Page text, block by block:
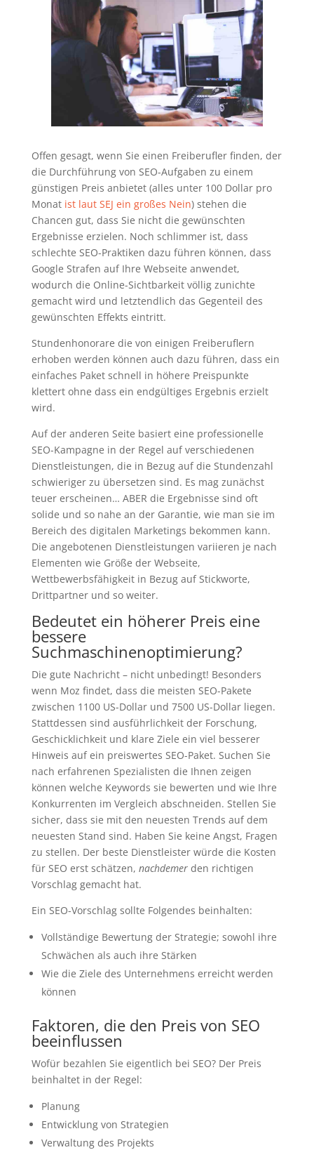
Offen gesagt, wenn Sie einen Freiberufler finden, der
die Durchführung von SEO-Aufgaben zu einem
günstigen Preis anbietet (alles unter 100 Dollar pro
Monat ist laut SEJ ein großes Nein) stehen die
Chancen gut, dass Sie nicht die gewünschten
Ergebnisse erzielen. Noch schlimmer ist, dass
schlechte SEO-Praktiken dazu führen können, dass
Google Strafen auf Ihre Webseite anwendet,
wodurch die Online-Sichtbarkeit völlig zunichte
gemacht wird und letztendlich das Gegenteil des
gewünschten Effekts eintritt.
Stundenhonorare die von einigen Freiberuflern
erhoben werden können auch dazu führen, dass ein
einfaches Paket schnell in höhere Preispunkte
klettert ohne dass ein endgültiges Ergebnis erzielt
wird.
Auf der anderen Seite basiert eine professionelle
SEO-Kampagne in der Regel auf verschiedenen
Dienstleistungen, die in Bezug auf die Stundenzahl
schwieriger zu übersetzen sind. Es mag zunächst
teuer erscheinen… ABER die Ergebnisse sind oft
solide und so nahe an der Garantie, wie man sie im
Bereich des digitalen Marketings bekommen kann.
Die angebotenen Dienstleistungen variieren je nach
Elementen wie Größe der Webseite,
Wettbewerbsfähigkeit in Bezug auf Stickworte,
Drittpartner und so weiter.
Bedeutet ein höherer Preis eine
bessere
Suchmaschinenoptimierung?
Die gute Nachricht – nicht unbedingt! Besonders
wenn Moz findet, dass die meisten SEO-Pakete
zwischen 1100 US-Dollar und 7500 US-Dollar liegen.
Stattdessen sind ausführlichkeit der Forschung,
Geschicklichkeit und klare Ziele ein viel besserer
Hinweis auf ein preiswertes SEO-Paket. Suchen Sie
nach erfahrenen Spezialisten die Ihnen zeigen
können welche Keywords sie bewerten und wie Ihre
Konkurrenten im Vergleich abschneiden. Stellen Sie
sicher, dass sie mit den neuesten Trends auf dem
neuesten Stand sind. Haben Sie keine Angst, Fragen
zu stellen. Der beste Dienstleister würde die Kosten
für SEO erst schätzen, nachdemerden richtigen
Vorschlag gemacht hat.
Ein SEO-Vorschlag sollte Folgendes beinhalten:
Vollständige Bewertung der Strategie; sowohl ihre
Schwächen als auch ihre Stärken
Wie die Ziele des Unternehmens erreicht werden
können
Faktoren, die den Preis von SEO
beeinflussen
Wofür bezahlen Sie eigentlich bei SEO? Der Preis
beinhaltet in der Regel:
Planung
Entwicklung von Strategien
Verwaltung des Projekts